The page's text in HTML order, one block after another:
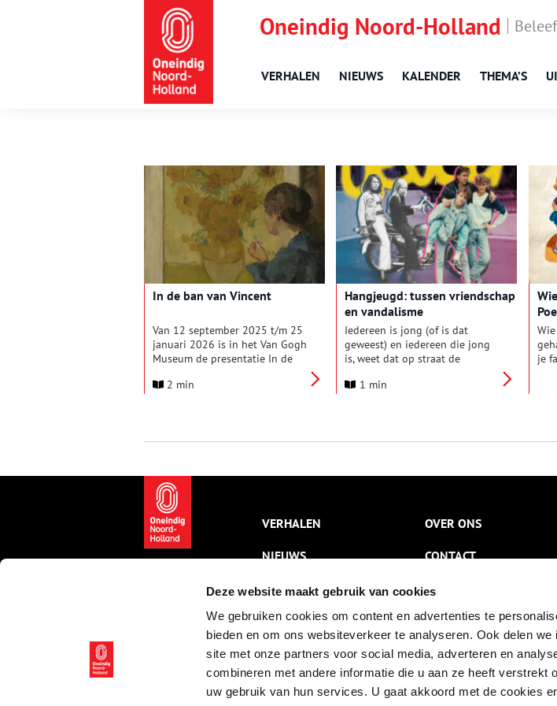
Deze website maakt gebruik van cookies
We gebruiken cookies om content en advertenties te
bieden en om ons websiteverkeer te analyseren. Ook delen
site met onze partners voor social media, adverteren en
combineren met andere informatie die u aan ze heeft verstrekt
uw gebruik van hun services. U gaat akkoord met de cookies
Oneindig Noord-Holland
VERHALEN NIEUWS KALENDER THEMA’S
In de ban van Vincent
Van 12 september 2025 t/m 25
januari 2026 is in het Van Gogh
Museum de presentatie In de
vriendschap tussen Jo van
Bonger (1862-1925) overleed.
overlijden voor de nalatenschap
van de broers.
2 min
Hangjeugd: tussen vriendschap
en vandalisme
Iedereen is jong (of is dat
geweest) en iedereen die jong
is, weet dat op straat de
Daar sta je op eigen benen,
of ouder, afgezonderd of juist in
1 min
je
VERHALEN
NIEUWS
KALENDER
THEMA’S
ACTIVITEITEN
VIDEO’S
OVER ONS
CONTACT
NIEUWSBRIEF
DISCLAIMER
PRIVACY
TOEGANKELIJKHEID